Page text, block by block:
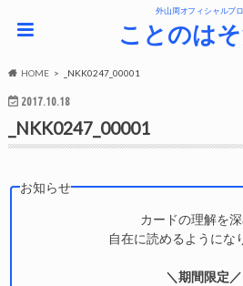
外山周オフィシャルブ
ことのは
HOME _NKK0247_00001
2017.10.18
_NKK0247_00001
お知らせ
カードの理解を深
自在に読めるようにな
＼期間限定／